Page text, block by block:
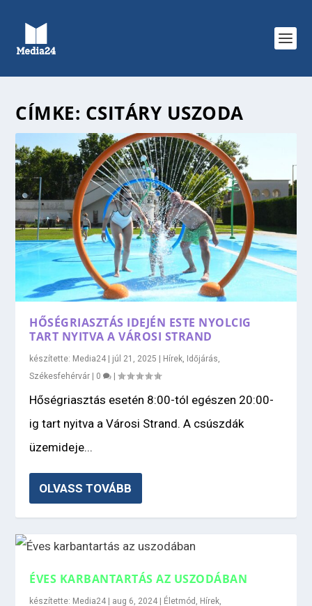
CÍMKE: CSITÁRY USZODA
HŐSÉGRIASZTÁS IDEJÉN ESTE NYOLCIG
TART NYITVA A VÁROSI STRAND
készítette: Media24 | júl 21, 2025 | Hírek Időjárás
Székesfehérvár | 0 |
Hőségriasztás esetén 8:00-tól egészen 20:00-
ig tart nyitva a Városi Strand. A csúszdák
üzemideje...
OLVASS TOVÁBB
ÉVES KARBANTARTÁS AZ USZODÁBAN
készítette: Media24 | aug 6, 2024 | Életmód Hírek